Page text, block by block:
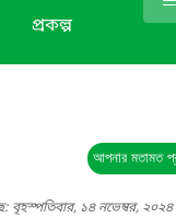
প্রকল্প
আপনার মতামত
বৃহস্পতিবার, ১৪ নভেম্বর,